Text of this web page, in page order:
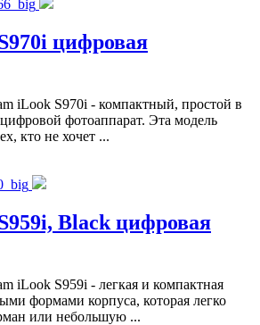
цифровая
iLook S970i - компактный, простой в
фотоаппарат. Эта модель
кто не хочет ...
Black цифровая
iLook S959i - легкая и компактная
формами корпуса, которая легко
или небольшую ...